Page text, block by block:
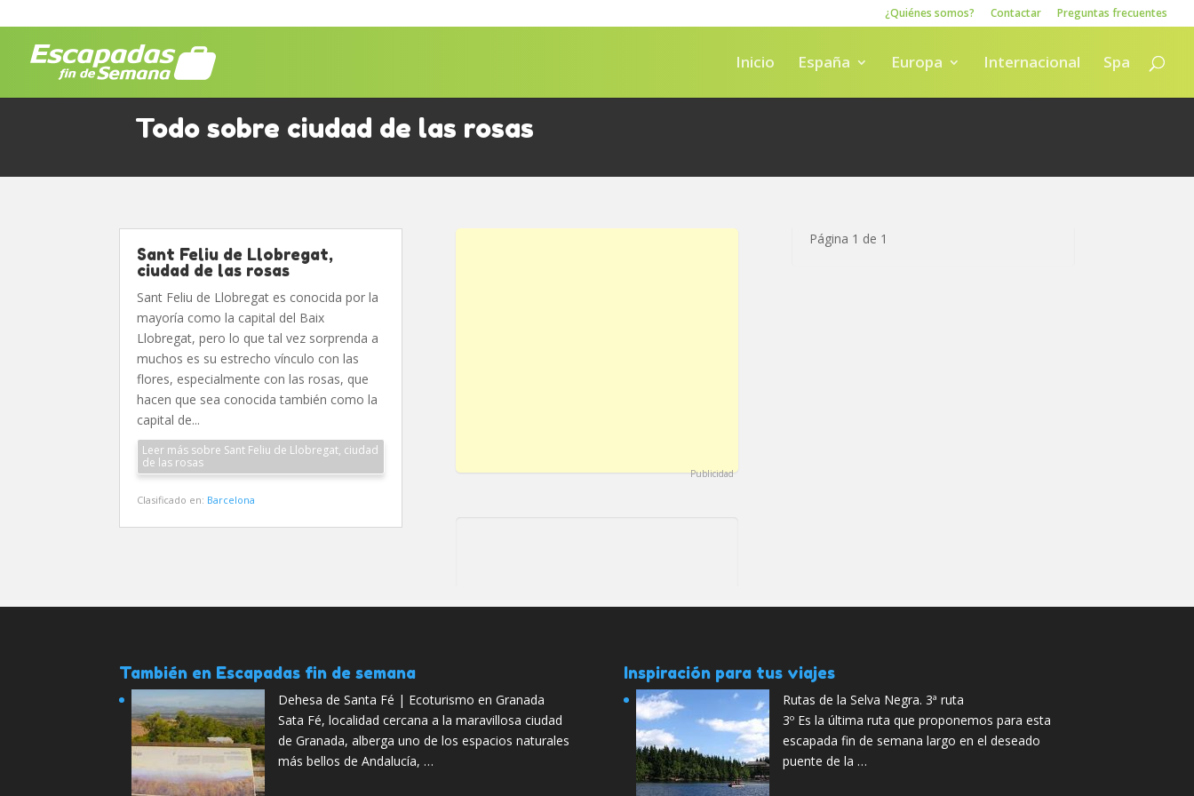
¿Quiénes somos? Contactar Preguntas frecuentes
Inicio España Europa Internacional Spa
Todo sobre ciudad de las rosas
Sant Feliu de Llobregat,
ciudad de las rosas
Sant Feliu de Llobregat es conocida por la
mayoría como la capital del Baix
Llobregat, pero lo que tal vez sorprenda a
muchos es su estrecho vínculo con las
flores, especialmente con las rosas, que
hacen que sea conocida también como la
capital de...
Leer más sobre Sant Feliu de Llobregat, ciudad
de las rosas
Clasificado en: Barcelona
Publicidad
Página 1 de 1
También en Escapadas fin de semana
Dehesa de Santa Fé | Ecoturismo en Granada
Sata Fé, localidad cercana a la maravillosa ciudad
de Granada, alberga uno de los espacios naturales
más bellos de Andalucía, …
Inspiración para tus viajes
Rutas de la Selva Negra. 3ª ruta
3º Es la última ruta que proponemos para esta
escapada fin de semana largo en el deseado
puente de la …